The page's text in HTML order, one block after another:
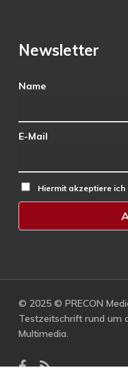
Newsletter
Name
E-Mail
Hiermit akzeptiere
© 2025 © PRECON
Testzeitschrift rund um
Multimedia.
facebook
RSS